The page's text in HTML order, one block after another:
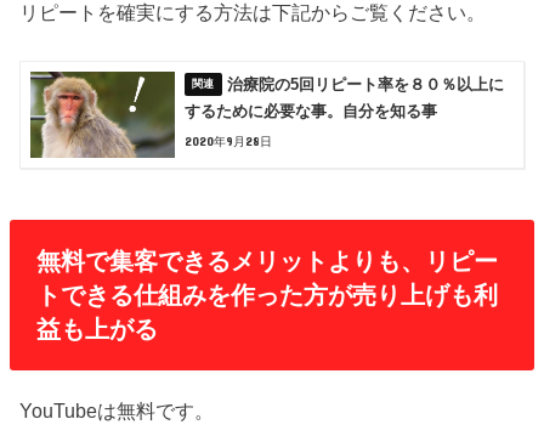
リピートを確実にする方法は下記からご覧ください。
治療院の5回リピート率を８０％以上に
するために必要な事。自分を知る事
2020年9月28日
無料で集客できるメリットよりも、リピー
トできる仕組みを作った方が売り上げも利
益も上がる
YouTubeは無料です。